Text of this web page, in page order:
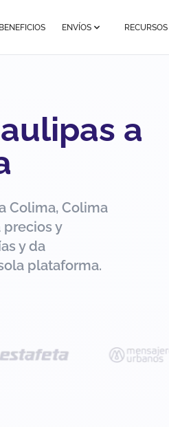
BENEFICIOS ENVÍOS RECURSOS
a
Colima, Colima
precios y
y da
plataforma.